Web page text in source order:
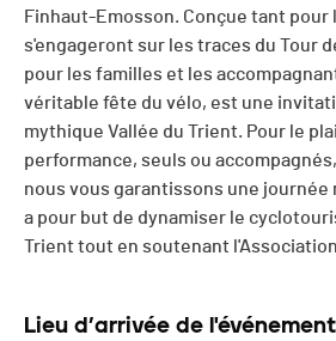
Finhaut-Emosson. Conçue tant
s'engageront sur les traces du Tour
pour les familles et les
véritable fête du vélo, est une
mythique Vallée du Trient. Pour le
performance, seuls ou
nous vous garantissons une journée
a pour but de dynamiser le
Trient tout en soutenant
Lieu d’arrivée de l'événement